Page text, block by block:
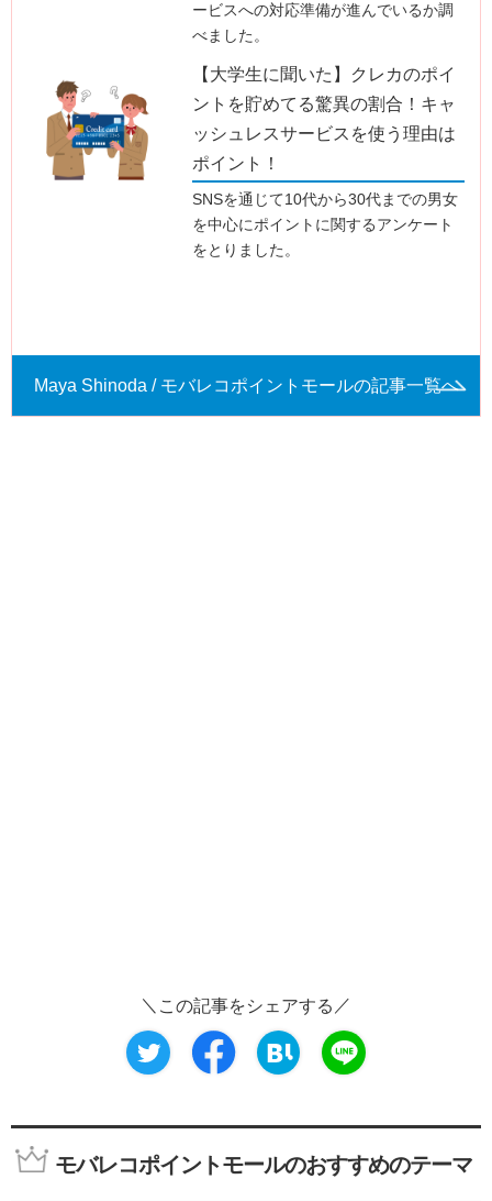
ービスへの対応準備が進んでいるか調
べました。
【大学生に聞いた】クレカのポイ
ントを貯めてる驚異の割合！キャ
ッシュレスサービスを使う理由は
ポイント！
SNSを通じて10代から30代までの男女
を中心にポイントに関するアンケート
をとりました。
Maya Shinoda / モバレコポイントモールの記事一覧へ
この記事をシェアする
モバレコポイントモールのおすすめのテーマ